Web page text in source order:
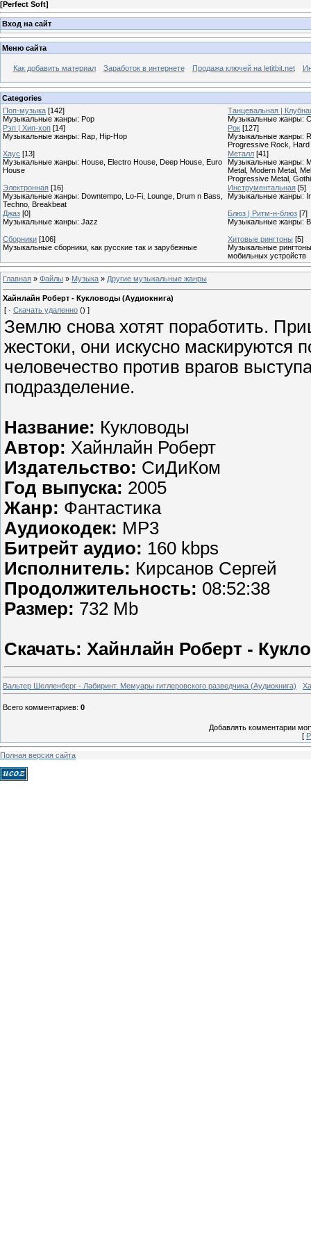
[Perfect Soft]
Вход на сайт
Меню сайта
Как добавить материал Заработок в интернете Продажа ключей на letitbit.net
Categories
Поп-музыка [142]
Музыкальные жанры: Pop
Танцевальная |
Музыкальные жанры:
Рэп | Хип-хоп [14]
Музыкальные жанры: Rap, Hip-Hop
Рок [127]
Музыкальные жанры:
Progressive Rock,
Хаус [13]
Музыкальные жанры: House, Electro House, Deep House, Euro
House
Металл [41]
Музыкальные жанры:
Metal, Modern Metal,
Progressive Metal,
Электронная [16]
Музыкальные жанры: Downtempo, Lo-Fi, Lounge, Drum n Bass,
Techno, Breakbeat
Инструментальная [5]
Музыкальные жанры:
Джаз [0]
Музыкальные жанры: Jazz
Блюз | Ритм-н-блюз [7]
Музыкальные жанры:
Сборники [106]
Музыкальные сборники, как русские так и зарубежные
Хитовые рингтоны [5]
Музыкальные
мобильных устройств
Главная » Файлы » Музыка » Другие музыкальные жанры
Хайнлайн Роберт - Кукловоды (Аудиокнига)
[ · Скачать удаленно () ]
Землю снова хотят поработить.
жестоки, они искусно маскируются
человечество против врагов
подразделение.
Название: Кукловоды
Автор: Хайнлайн Роберт
Издательство: СиДиКом
Год выпуска: 2005
Жанр: Фантастика
Аудиокодек: MP3
Битрейт аудио: 160 kbps
Исполнитель: Кирсанов Сергей
Продолжительность: 08:52:38
Размер: 732 Mb
Скачать: Хайнлайн Роберт -
Вальтер Шелленберг - Лабиринт. Мемуары гитлеровского разведчика (Аудиокнига)
Всего комментариев: 0
Добавлять комментарии
[
Полная версия сайта